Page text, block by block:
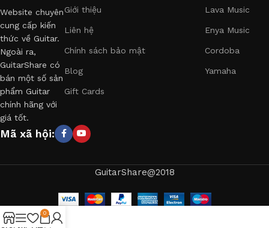
Website chuyên
cung cấp kiến
thức về Guitar.
Ngoài ra,
GuitarShare có
bán một số sản
phẩm Guitar
chính hãng với
giá tốt.
Giới thiệu
Liên hệ
Chính sách bảo mật
Blog
Gift Cards
Lava Music
Enya Music
Cordoba
Yamaha
Mã xã hội:
GuitarShare@2018
0